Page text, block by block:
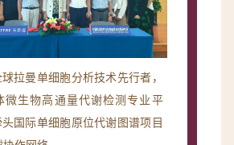
拉曼单细胞分析技术先行者，
微生物高通量代谢检测专业平
国际单细胞原位代谢图谱项目